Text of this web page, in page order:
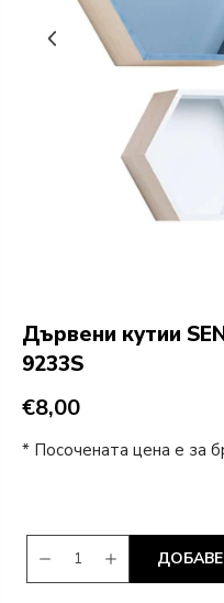
Дървени кутии
9233S
€8,00
* Посочената цена е за